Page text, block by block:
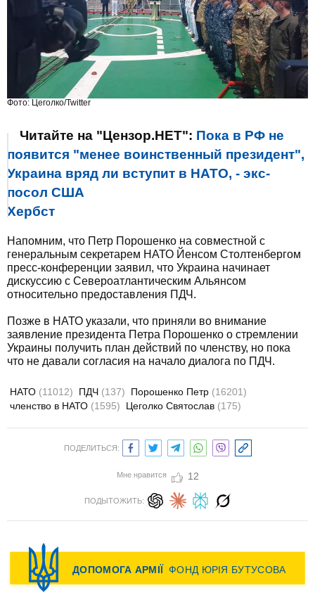
Фото: Цеголко/Twitter
Читайте на "Цензор.НЕТ": Пока в РФ не
появится "менее воинственный президент",
Украина вряд ли вступит в НАТО, - экс-
посол США
Хербст
Напомним, что Петр Порошенко на совместной с
генеральным секретарем НАТО Йенсом Столтенбергом
пресс-конференции заявил, что Украина начинает
дискуссию с Североатлантическим Альянсом
относительно предоставления ПДЧ.
Позже в НАТО указали, что приняли во внимание
заявление президента Петра Порошенко о стремлении
Украины получить план действий по членству, но пока
что не давали согласия на начало диалога по ПДЧ.
НАТО (11012) ПДЧ (137) Порошенко Петр (16201)
членство в НАТО (1595) Цеголко Святослав (175)
ПОДЕЛИТЬСЯ:
Мне нравится 12
ПОДЫТОЖИТЬ: